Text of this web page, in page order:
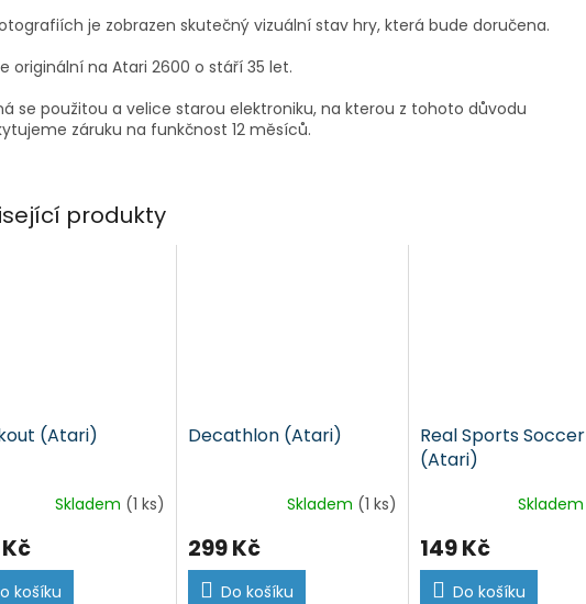
je zobrazen skutečný vizuální stav hry, která bude doručena.
originální na Atari 2600 o stáří 35 let.
se použitou a velice starou elektroniku, na kterou z tohoto důvodu
záruku na funkčnost 12 měsíců.
produkty
(Atari)
Skladem (1 ks)
košíku
Decathlon (Atari)
Skladem (1 ks)
299 Kč
Do košíku
Real Sports Soccer
(Atari)
Skladem
149 Kč
Do košíku